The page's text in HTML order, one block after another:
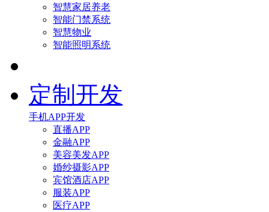
智慧家居养老
智能门禁系统
智慧物业
智能照明系统
定制开发
手机APP开发
直播APP
金融APP
美容美发APP
婚纱摄影APP
宾馆酒店APP
服装APP
医疗APP